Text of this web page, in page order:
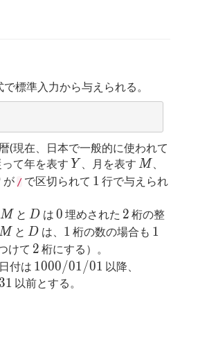
標準入力から与えられる。
(現在、日本で一般的に使われて
て年を表す Y
Y 、月を表す M
M
が /で区切られて 1
1 行で与えられ
M
M と D
D は 0
0 埋めされた 2
2 桁の整
M と D
D は、 1
1 桁の数の場合も 1
1
けて 2
2 桁にする）。
付は 1000/01/01
1000/01/01 以降、
31 以前とする。